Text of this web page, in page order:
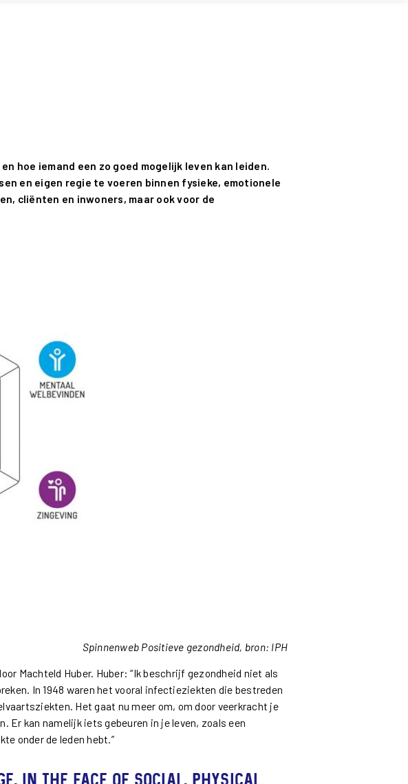
hoe iemand een zo goed mogelijk leven kan leiden.
en eigen regie te voeren binnen fysieke, emotionele
cliënten en inwoners, maar ook voor de
Spinnenweb Positieve gezondheid, bron: IPH
Machteld Huber. Huber: “Ik beschrijf gezondheid niet als
In 1948 waren het vooral infectieziekten die bestreden
Het gaat nu meer om, om door veerkracht je
Er kan namelijk iets gebeuren in je leven, zoals een
onder de leden hebt.”